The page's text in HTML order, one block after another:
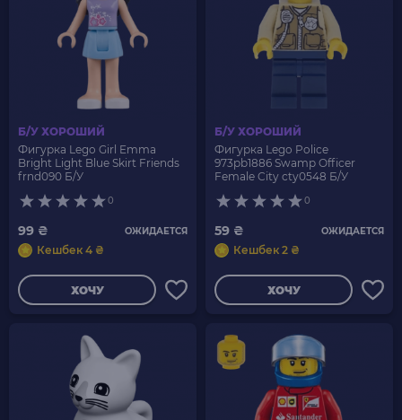
Б/У ХОРОШИЙ
Фигурка Lego Girl Emma
Bright Light Blue Skirt Friends
frnd090 Б/У
0
99 ₴ ОЖИДАЕТСЯ
Кешбек 4 ₴
ХОЧУ
Б/У ХОРОШИЙ
Фигурка Lego Police
973pb1886 Swamp Officer
Female City cty0548 Б/У
0
59 ₴ ОЖИДАЕТСЯ
Кешбек 2 ₴
ХОЧУ